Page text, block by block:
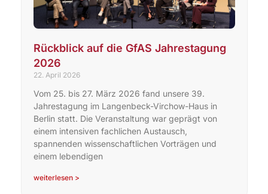
Rückblick auf die GfAS Jahrestagung
2026
22. April 2026
Vom 25. bis 27. März 2026 fand unsere 39.
Jahrestagung im Langenbeck-Virchow-Haus in
Berlin statt. Die Veranstaltung war geprägt von
einem intensiven fachlichen Austausch,
spannenden wissenschaftlichen Vorträgen und
einem lebendigen
weiterlesen >